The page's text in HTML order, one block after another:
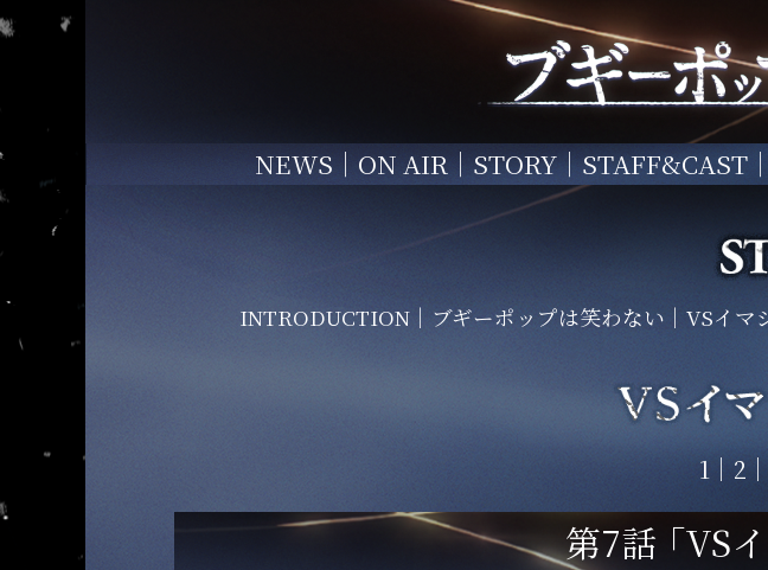
NEWS ON AIR STORY STAFF&CAST
INTRODUCTION ブギーポップは笑わない VSイマ
1 2
第7話 「VS